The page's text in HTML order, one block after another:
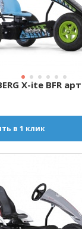
X-ite BFR
в 1 клик